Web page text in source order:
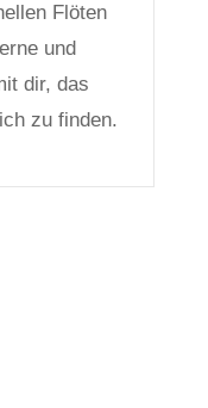
Flöten
und
dir, das
zu finden.